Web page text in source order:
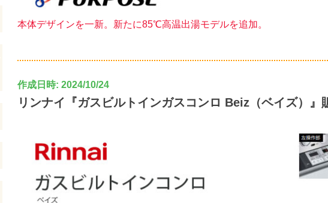
本体デザインを一新。新たに85℃高温出湯モデルを追加。
作成日時: 2024/10/24
リンナイ『ガスビルトインガスコンロ Beiz（ベイズ）』